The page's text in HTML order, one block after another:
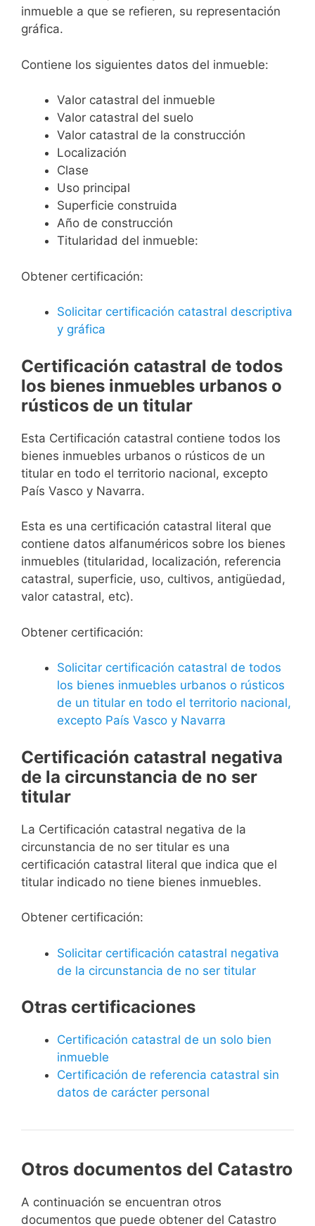
inmueble a que se refieren, su representación
gráfica.
Contiene los siguientes datos del inmueble:
Valor catastral del inmueble
Valor catastral del suelo
Valor catastral de la construcción
Localización
Clase
Uso principal
Superficie construida
Año de construcción
Titularidad del inmueble:
Obtener certificación:
Solicitar certificación catastral descriptiva
y gráfica
Certificación catastral de todos
los bienes inmuebles urbanos o
rústicos de un titular
Esta Certificación catastral contiene todos los
bienes inmuebles urbanos o rústicos de un
titular en todo el territorio nacional, excepto
País Vasco y Navarra.
Esta es una certificación catastral literal que
contiene datos alfanuméricos sobre los bienes
inmuebles (titularidad, localización, referencia
catastral, superficie, uso, cultivos, antigüedad,
valor catastral, etc).
Obtener certificación:
Solicitar certificación catastral de todos
los bienes inmuebles urbanos o rústicos
de un titular en todo el territorio nacional,
excepto País Vasco y Navarra
Certificación catastral negativa
de la circunstancia de no ser
titular
La Certificación catastral negativa de la
circunstancia de no ser titular es una
certificación catastral literal que indica que el
titular indicado no tiene bienes inmuebles.
Obtener certificación:
Solicitar certificación catastral negativa
de la circunstancia de no ser titular
Otras certificaciones
Certificación catastral de un solo bien
inmueble
Certificación de referencia catastral sin
datos de carácter personal
Otros documentos del Catastro
A continuación se encuentran otros
documentos que puede obtener del Catastro